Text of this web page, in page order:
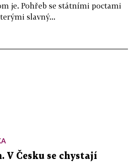
je. Pohřeb se státními poctami
slavný...
V Česku se chystají